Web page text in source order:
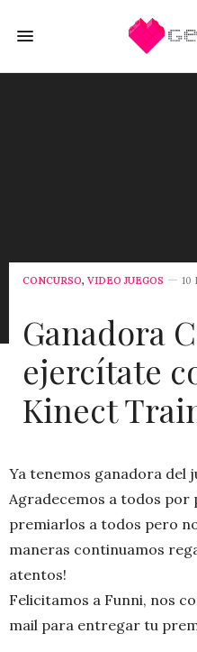
CONCURSO, VIDEO JUEGOS 10
Ganadora
ejercítate
Kinect
Ya tenemos ganadora del
Agradecemos a todos
premiarlos a todos pero
maneras continuamos
atentos!
Felicitamos a Funni, nos
mail para entregar tu